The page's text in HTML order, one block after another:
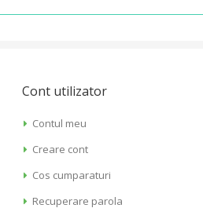
Cont utilizator
Contul meu
Creare cont
Cos cumparaturi
Recuperare parola